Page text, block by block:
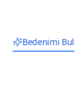
Bedenimi Bul